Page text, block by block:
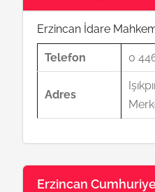
Erzincan İdare
Telefon 0
Adres
Erzincan